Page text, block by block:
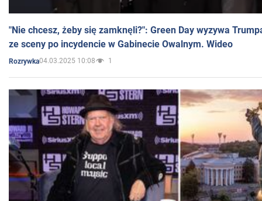
"Nie chcesz, żeby się zamknęli?": Green Day wyzywa
ze sceny po incydencie w Gabinecie Owalnym. Wideo
Rozrywka04.03.2025 10:08 1